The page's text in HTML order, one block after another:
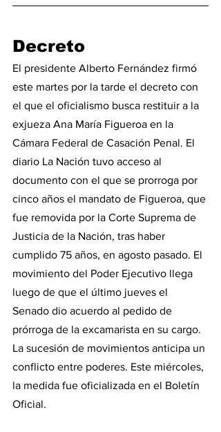
Decreto
El presidente Alberto Fernández firmó
este martes por la tarde el decreto con
el que el oficialismo busca restituir a la
exjueza Ana María Figueroa en la
Cámara Federal de Casación Penal. El
diario La Nación tuvo acceso al
documento con el que se prorroga por
cinco años el mandato de Figueroa, que
fue removida por la Corte Suprema de
Justicia de la Nación, tras haber
cumplido 75 años, en agosto pasado. El
movimiento del Poder Ejecutivo llega
luego de que el último jueves el
Senado dio acuerdo al pedido de
prórroga de la excamarista en su cargo.
La sucesión de movimientos anticipa un
conflicto entre poderes. Este miércoles,
la medida fue oficializada en el Boletín
Oficial.